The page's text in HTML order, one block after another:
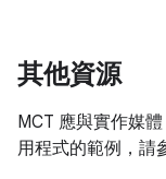
其他資源
MCT 應與實作媒
用程式的範例，請